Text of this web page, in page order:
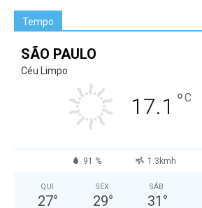
Tempo
SÃO PAULO
Céu Limpo
17.1 °C
91 % 1.3kmh
QUI
27°
SEX
29°
SÁB
31 °